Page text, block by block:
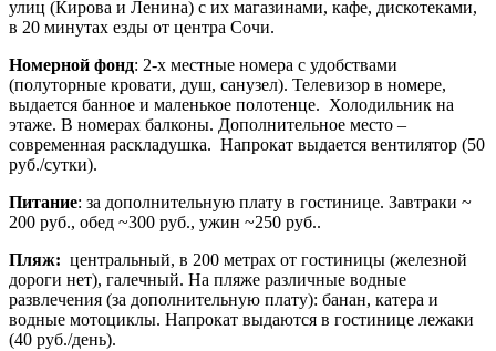
улиц (Кирова и Ленина) с их магазинами, кафе, дискотеками,
в 20 минутах езды от центра Сочи.
Номерной фонд: 2-х местные номера с удобствами
(полуторные кровати, душ, санузел). Телевизор в номере,
выдается банное и маленькое полотенце. Холодильник на
этаже. В номерах балконы. Дополнительное место –
современная раскладушка. Напрокат выдается вентилятор (50
руб./сутки).
Питание: за дополнительную плату в гостинице. Завтраки ~
200 руб., обед ~300 руб., ужин ~250 руб..
Пляж: центральный, в 200 метрах от гостиницы (железной
дороги нет), галечный. На пляже различные водные
развлечения (за дополнительную плату): банан, катера и
водные мотоциклы. Напрокат выдаются в гостинице лежаки
(40 руб./день).